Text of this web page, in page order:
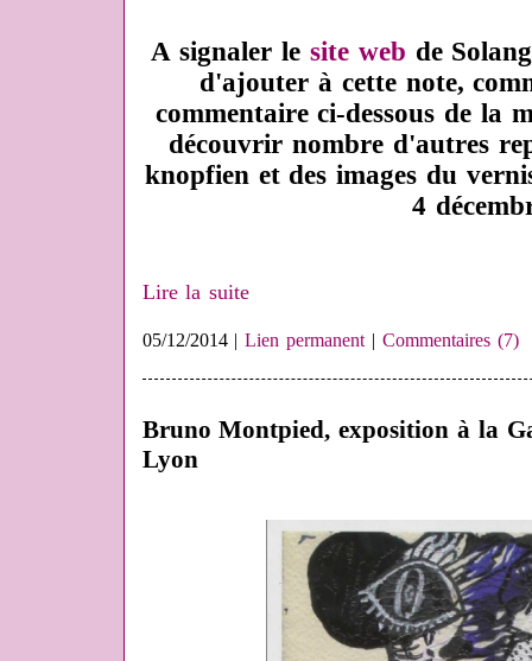
A signaler le site web de
d'ajouter à cette note,
commentaire ci-dessous de la
découvrir nombre d'autres
knopfien et des images du
4
Lire la suite
05/12/2014 |Lien permanent | Commentaires (7)
Bruno Montpied, exposition à la
Lyon